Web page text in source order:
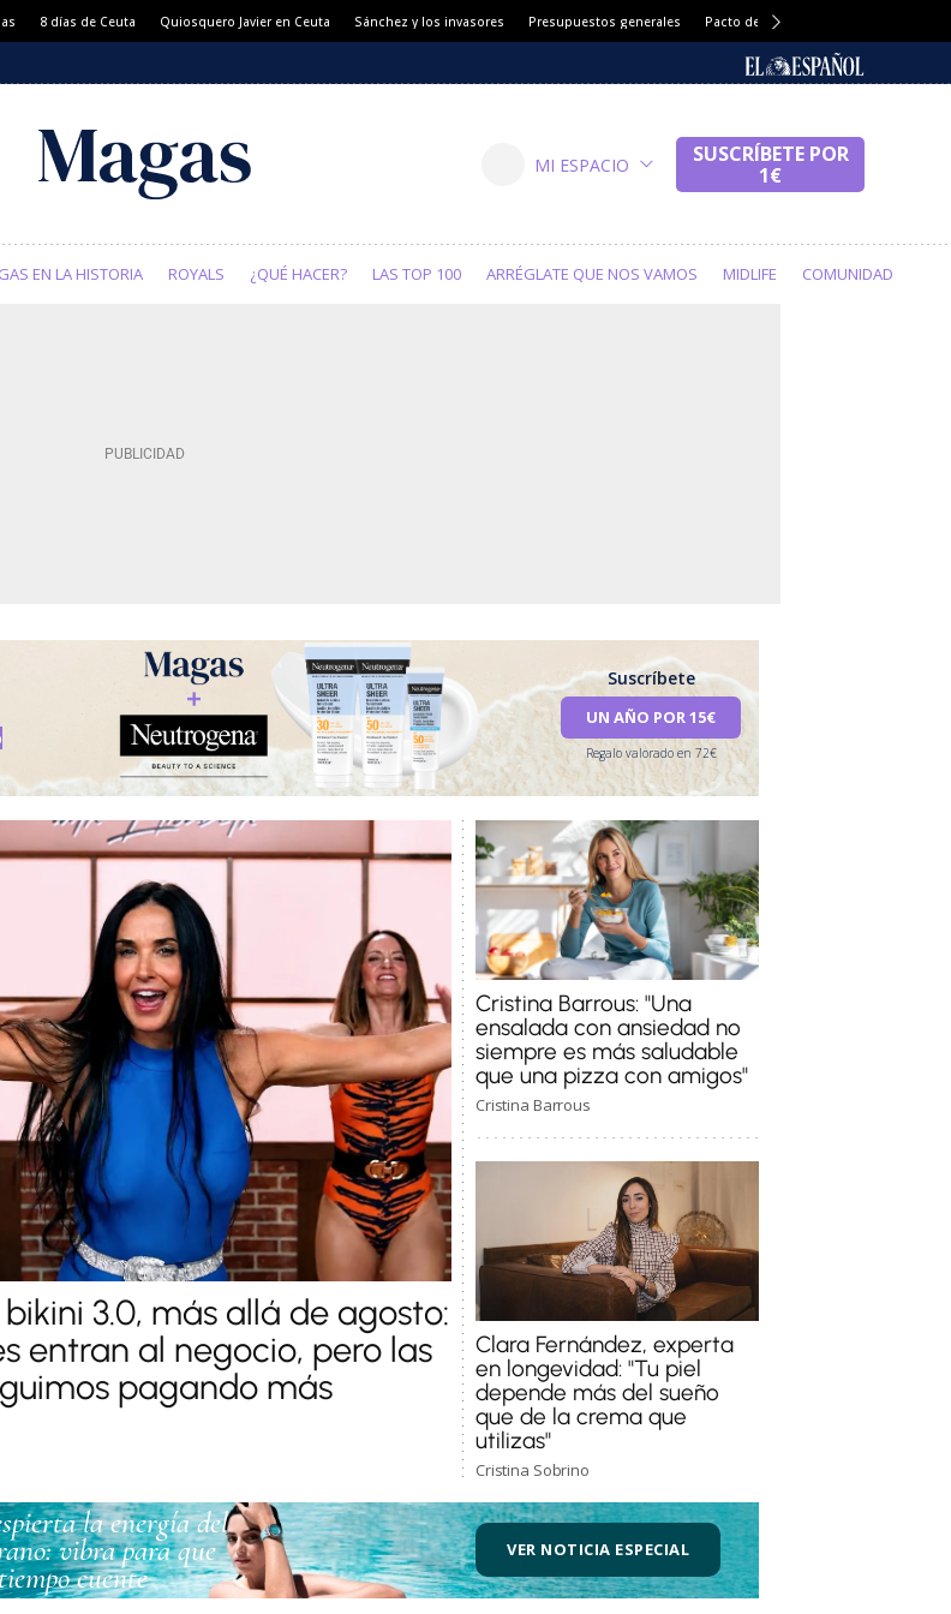
8 días de Ceuta Quiosquero Javier en Ceuta Sánchez y los invasores Presupuestos generales Pacto del Clima
EN LA HISTORIA ROYALS ¿QUÉ HACER? LAS TOP 100 ARRÉGLATE QUE NOS VAMOS MIDLIFE COMUNIDAD
Suscríbete
UN AÑO POR 15€
Regalo valorado en 72€
3.0, más allá de agosto:
entran al negocio, pero las
pagando más
Cristina Barrous: "Una
ensalada con ansiedad no
siempre es más saludable
que una pizza con amigos"
Cristina Barrous
Clara Fernández, experta
en longevidad: "Tu piel
depende más del sueño
que de la crema que
utilizas"
Cristina Sobrino
VER NOTICIA ESPECIAL
la energía del
vibra para que
cuente